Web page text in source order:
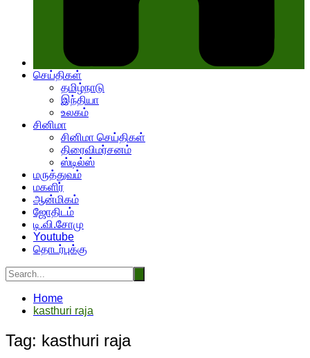
செய்திகள்
தமிழ்நாடு
இந்தியா
உலகம்
சினிமா
சினிமா செய்திகள்
திரைவிமர்சனம்
ஸ்டில்ஸ்
மருத்துவம்
மகளிர்
ஆன்மிகம்
ஜோதிடம்
டி.வி.சோமு
Youtube
தொடர்புக்கு
Home
kasthuri raja
Tag: kasthuri raja